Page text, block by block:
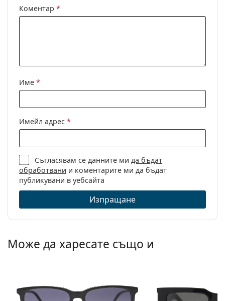
Предназначение:
Коментар *
Име *
Имейл адрес *
Съгласявам се данните мида бъдат
обработвани и коментарите ми да бъдат
публикувани в уебсайта
Изпращане
Може да харесате също и